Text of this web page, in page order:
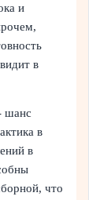
и
в
шанс
в
в
что